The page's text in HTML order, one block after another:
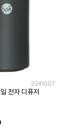
3241007
전자 디퓨저